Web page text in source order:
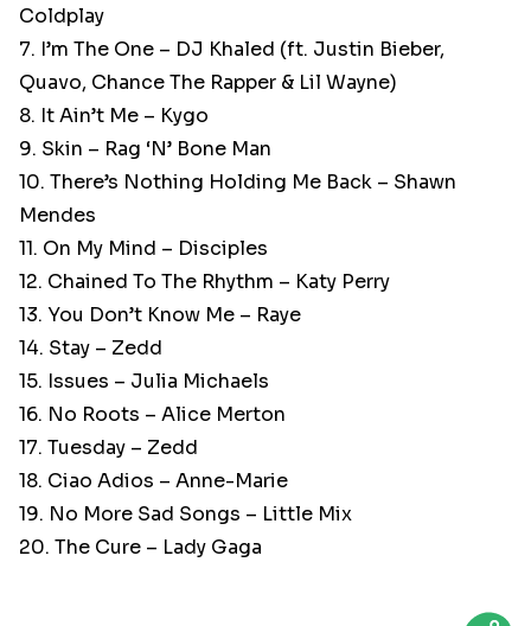
Coldplay
7. I’m The One – DJ Khaled (ft. Justin Bieber,
Quavo, Chance The Rapper & Lil Wayne)
8. It Ain’t Me – Kygo
9. Skin – Rag ‘N’ Bone Man
10. There’s Nothing Holding Me Back – Shawn
Mendes
11. On My Mind – Disciples
12. Chained To The Rhythm – Katy Perry
13. You Don’t Know Me – Raye
14. Stay – Zedd
15. Issues – Julia Michaels
16. No Roots – Alice Merton
17. Tuesday – Zedd
18. Ciao Adios – Anne-Marie
19. No More Sad Songs – Little Mix
20. The Cure – Lady Gaga